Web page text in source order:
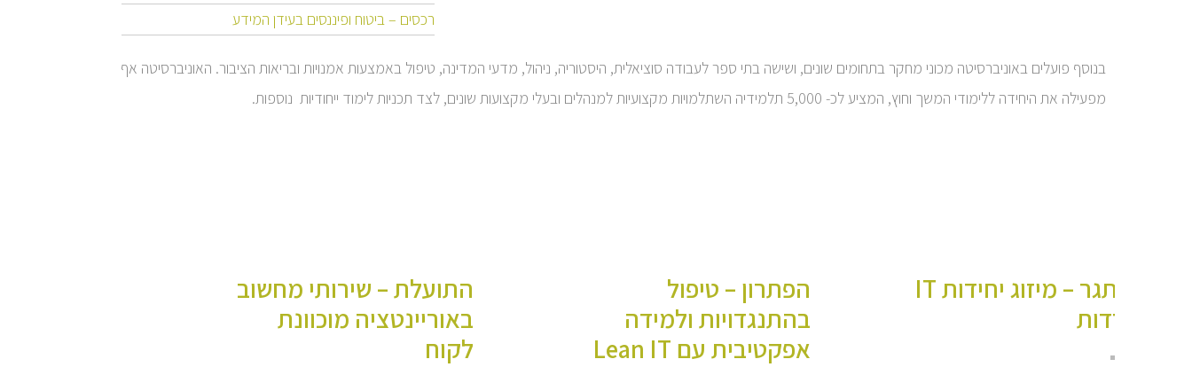
רכסים – ביטוח ופיננסים בעידן המידע
בנוסף פועלים באוניברסיטה מכוני מחקר בתחומים שונים, ושישה בתי ספר לעבודה סוציאלית, היסטוריה, ניהול, מדעי המדינה, טיפול באמצעות אמנויות ובריאות הציבור. האוניברסיטה אף
מפעילה את היחידה ללימודי המשך וחוץ, המציע לכ- 5,000 תלמידיה השתלמויות מקצועיות למנהלים ובעלי מקצועות שונים, לצד תכניות לימוד ייחודיות נוספות.
האתגר – מיזוג יחידות IT
נפרדות
הפתרון – טיפול
בהתנגדויות ולמידה
אפקטיבית עם Lean IT
התועלת – שירותי מחשוב
באוריינטציה מוכוונת
לקוח